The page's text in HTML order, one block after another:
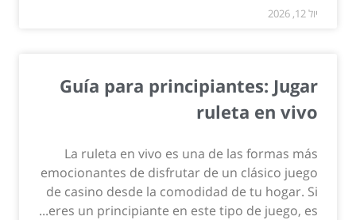
יול 12, 2026
Guía para principiantes: Jugar
ruleta en vivo
La ruleta en vivo es una de las formas más
emocionantes de disfrutar de un clásico juego
de casino desde la comodidad de tu hogar. Si
eres un principiante en este tipo de juego, es...